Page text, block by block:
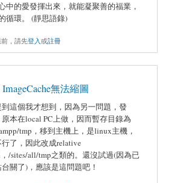
中的愛發揮出來，就能凝聚善的福業，
循環。 (靜思語錄)
，請先登入或註冊
ImageCache無法縮圖
這個我才想到，因為另一問題，發
本在local PC上做，因而暫存目錄為
tmp，移到主機上，是linux主機，
了，因此改成relative
/sites/all/tmp之類的。還沒試過(因為已
關了)，應該是這問題吧！